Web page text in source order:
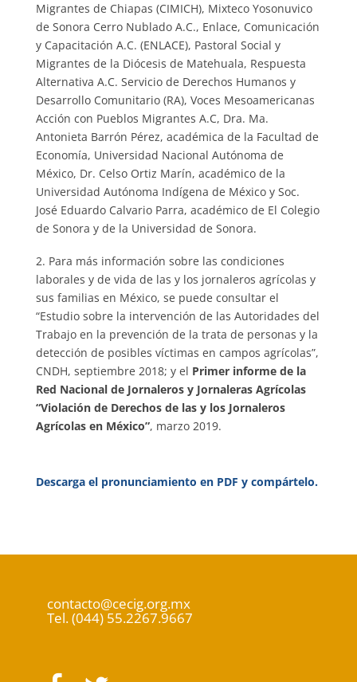
Migrantes de Chiapas (CIMICH), Mixteco Yosonuvico
de Sonora Cerro Nublado A.C., Enlace, Comunicación
y Capacitación A.C. (ENLACE), Pastoral Social y
Migrantes de la Diócesis de Matehuala, Respuesta
Alternativa A.C. Servicio de Derechos Humanos y
Desarrollo Comunitario (RA), Voces Mesoamericanas
Acción con Pueblos Migrantes A.C, Dra. Ma.
Antonieta Barrón Pérez, académica de la Facultad de
Economía, Universidad Nacional Autónoma de
México, Dr. Celso Ortiz Marín, académico de la
Universidad Autónoma Indígena de México y Soc.
José Eduardo Calvario Parra, académico de El Colegio
de Sonora y de la Universidad de Sonora.
2. Para más información sobre las condiciones
laborales y de vida de las y los jornaleros agrícolas y
sus familias en México, se puede consultar el
“Estudio sobre la intervención de las Autoridades del
Trabajo en la prevención de la trata de personas y la
detección de posibles víctimas en campos agrícolas”,
CNDH, septiembre 2018; y el Primer informe de la
Red Nacional de Jornaleros y Jornaleras Agrícolas
“Violación de Derechos de las y los Jornaleros
Agrícolas en México”, marzo 2019.
Descarga el pronunciamiento en PDF y compártelo.
contacto@cecig.org.mx
Tel. (044) 55.2267.9667